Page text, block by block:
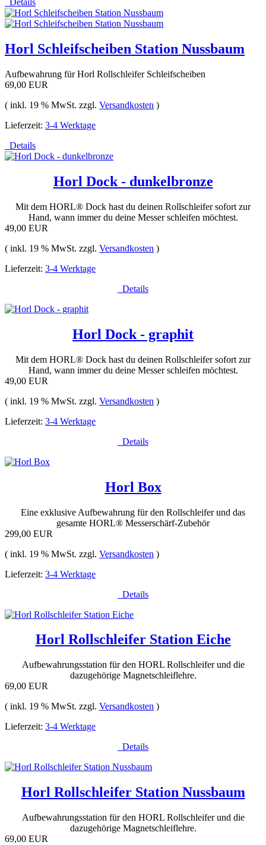
Details
Horl Schleifscheiben Station Nussbaum
Aufbewahrung für Horl Rollschleifer Schleifscheiben
69,00 EUR
( inkl. 19 % MwSt. zzgl. Versandkosten )
Lieferzeit: 3-4 Werktage
Details
Horl Dock - dunkelbronze
Mit dem HORL® Dock hast du deinen Rollschleifer sofort zur
Hand, wann immer du deine Messer schleifen möchtest.
49,00 EUR
( inkl. 19 % MwSt. zzgl. Versandkosten )
Lieferzeit: 3-4 Werktage
Details
Horl Dock - graphit
Mit dem HORL® Dock hast du deinen Rollschleifer sofort zur
Hand, wann immer du deine Messer schleifen möchtest.
49,00 EUR
( inkl. 19 % MwSt. zzgl. Versandkosten )
Lieferzeit: 3-4 Werktage
Details
Horl Box
Eine exklusive Aufbewahrung für den Rollschleifer und das
gesamte HORL® Messerschärf-Zubehör
299,00 EUR
( inkl. 19 % MwSt. zzgl. Versandkosten )
Lieferzeit: 3-4 Werktage
Details
Horl Rollschleifer Station Eiche
Aufbewahrungsstation für den HORL Rollschleifer und die
dazugehörige Magnetschleiflehre.
69,00 EUR
( inkl. 19 % MwSt. zzgl. Versandkosten )
Lieferzeit: 3-4 Werktage
Details
Horl Rollschleifer Station Nussbaum
Aufbewahrungsstation für den HORL Rollschleifer und die
dazugehörige Magnetschleiflehre.
69,00 EUR